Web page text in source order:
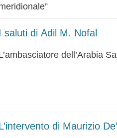
saluti di Adil M. Nofal
dell’Arabia
di Maurizio